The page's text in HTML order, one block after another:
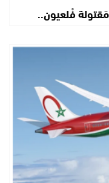
فْلعيون..